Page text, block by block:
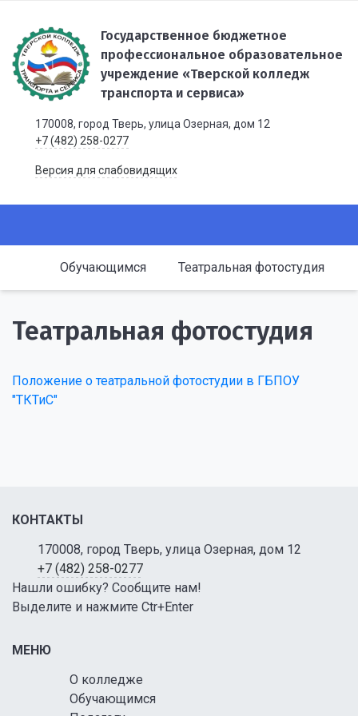
Государственное бюджетное
профессиональное образовательное
учреждение «Тверской колледж
транспорта и сервиса»
170008, город Тверь, улица Озерная, дом 12
+7 (482) 258-0277
Версия для слабовидящих
Обучающимся Театральная фотостудия
Театральная фотостудия
Положение о театральной фотостудии в ГБПОУ
"ТКТиС"
КОНТАКТЫ
170008, город Тверь, улица Озерная, дом 12
+7 (482) 258-0277
Нашли ошибку? Сообщите нам!
Выделите и нажмите Ctr+Enter
МЕНЮ
О колледже
Обучающимся